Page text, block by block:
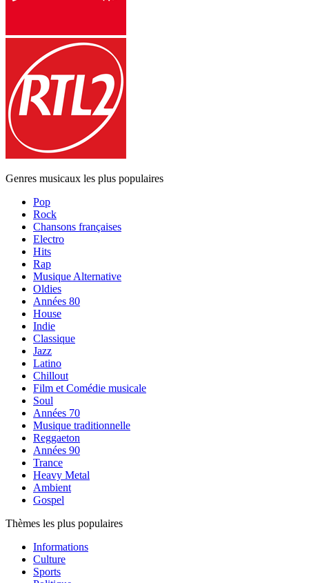
Genres musicaux les plus populaires
Pop
Rock
Chansons françaises
Electro
Hits
Rap
Musique Alternative
Oldies
Années 80
House
Indie
Classique
Jazz
Latino
Chillout
Film et Comédie musicale
Soul
Années 70
Musique traditionnelle
Reggaeton
Années 90
Trance
Heavy Metal
Ambient
Gospel
Thèmes les plus populaires
Informations
Culture
Sports